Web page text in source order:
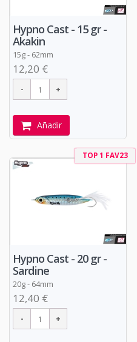
Hypno Cast - 15 gr -
Akakin
15g - 62mm
12,20 €
Añadir
TOP 1 FAV23
Hypno Cast - 20 gr -
Sardine
20g - 64mm
12,40 €